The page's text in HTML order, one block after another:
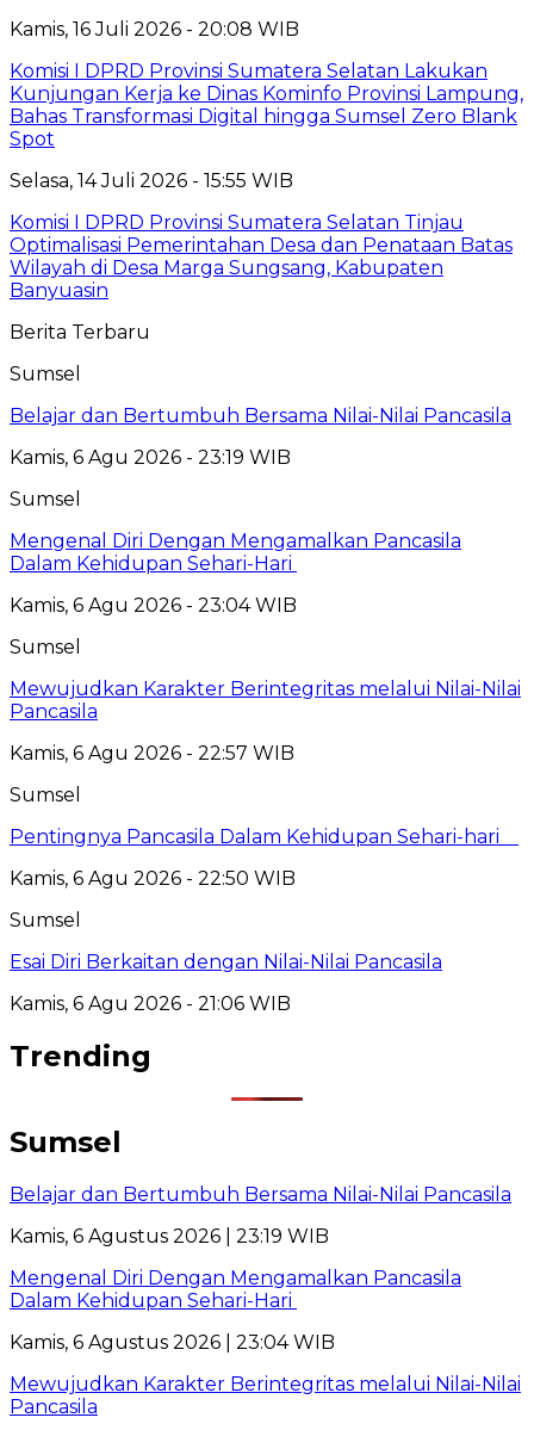
Kamis, 16 Juli 2026 - 20:08 WIB
Komisi I DPRD Provinsi Sumatera Selatan Lakukan
Kunjungan Kerja ke Dinas Kominfo Provinsi Lampung,
Bahas Transformasi Digital hingga Sumsel Zero Blank
Spot
Selasa, 14 Juli 2026 - 15:55 WIB
Komisi I DPRD Provinsi Sumatera Selatan Tinjau
Optimalisasi Pemerintahan Desa dan Penataan Batas
Wilayah di Desa Marga Sungsang, Kabupaten
Banyuasin
Berita Terbaru
Sumsel
Belajar dan Bertumbuh Bersama Nilai-Nilai Pancasila
Kamis, 6 Agu 2026 - 23:19 WIB
Sumsel
Mengenal Diri Dengan Mengamalkan Pancasila
Dalam Kehidupan Sehari-Hari
Kamis, 6 Agu 2026 - 23:04 WIB
Sumsel
Mewujudkan Karakter Berintegritas melalui Nilai-Nilai
Pancasila
Kamis, 6 Agu 2026 - 22:57 WIB
Sumsel
Pentingnya Pancasila Dalam Kehidupan Sehari-hari
Kamis, 6 Agu 2026 - 22:50 WIB
Sumsel
Esai Diri Berkaitan dengan Nilai-Nilai Pancasila
Kamis, 6 Agu 2026 - 21:06 WIB
Trending
Sumsel
Belajar dan Bertumbuh Bersama Nilai-Nilai Pancasila
Kamis, 6 Agustus 2026 | 23:19 WIB
Mengenal Diri Dengan Mengamalkan Pancasila
Dalam Kehidupan Sehari-Hari
Kamis, 6 Agustus 2026 | 23:04 WIB
Mewujudkan Karakter Berintegritas melalui Nilai-Nilai
Pancasila